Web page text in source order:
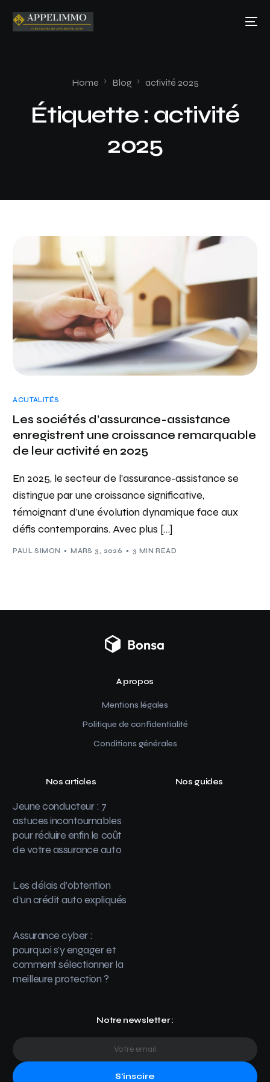
Home Blog activité 2025
Étiquette : activité
2025
ACUTALITÉS
Les sociétés d’assurance-assistance
enregistrent une croissance remarquable
de leur activité en 2025
En 2025, le secteur de l’assurance-assistance se
distingue par une croissance significative,
témoignant d’une évolution dynamique face aux
défis contemporains. Avec plus […]
PAUL SIMON MARS 3, 2026 3 MIN READ
A propos
Mentions légales
Politique de confidentialité
Conditions générales
Nos articles
Jeune conducteur : 7
astuces incontournables
pour réduire enfin le coût
de votre assurance auto
Les délais d’obtention
d’un crédit auto expliqués
Assurance cyber :
pourquoi s’y engager et
comment sélectionner la
meilleure protection ?
Nos guides
Notre newsletter :
S'inscire